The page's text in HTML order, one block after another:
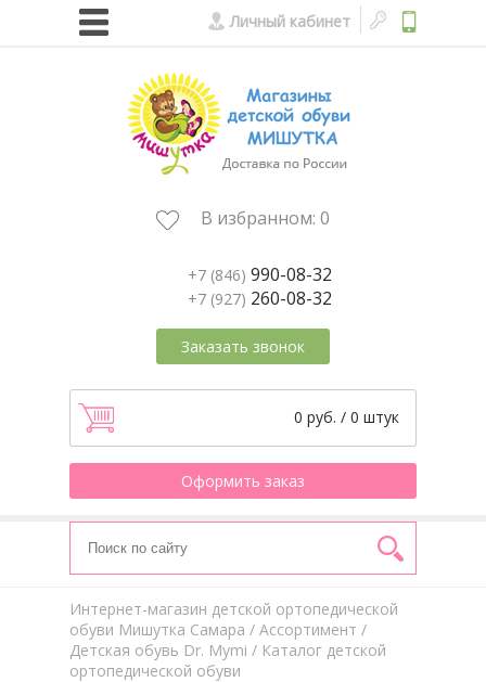
Личный кабинет
В избранном: 0
+7 (846) 990-08-32
+7 (927) 260-08-32
Заказать звонок
0 руб. / 0 штук
Оформить заказ
Интернет-магазин детской ортопедической
обуви Мишутка Самара / Aссортимент /
Детская обувь Dr. Mymi / Каталог детской
ортопедической обуви